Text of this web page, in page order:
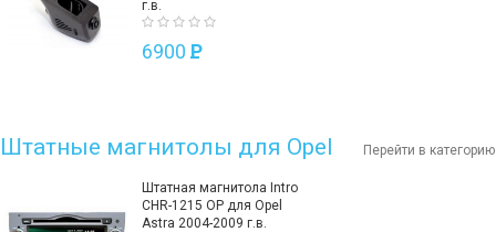
г.в.
6900 P
Штатные магнитолы для Opel Перейти в категорию
Штатная магнитола Intro
CHR-1215 OP для Opel
Astra 2004-2009 г.в.